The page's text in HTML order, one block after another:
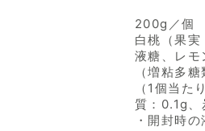
200g／個
白桃（果
液糖、レモ
（増粘多
（1個当
質：0.1g
・開封時